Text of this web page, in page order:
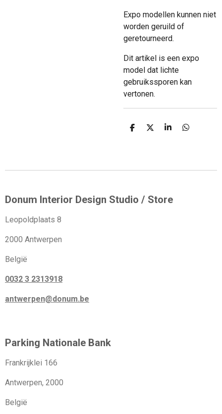
Expo modellen kunnen niet
worden geruild of
geretourneerd.
Dit artikel is een expo
model dat lichte
gebruikssporen kan
vertonen.
D
D
S
D
Donum Interior Design Studio / Store
Leopoldplaats 8
2000 Antwerpen
België
0032 3 2313918
antwerpen@donum.be
Parking Nationale Bank
Frankrijklei 166
Antwerpen, 2000
België